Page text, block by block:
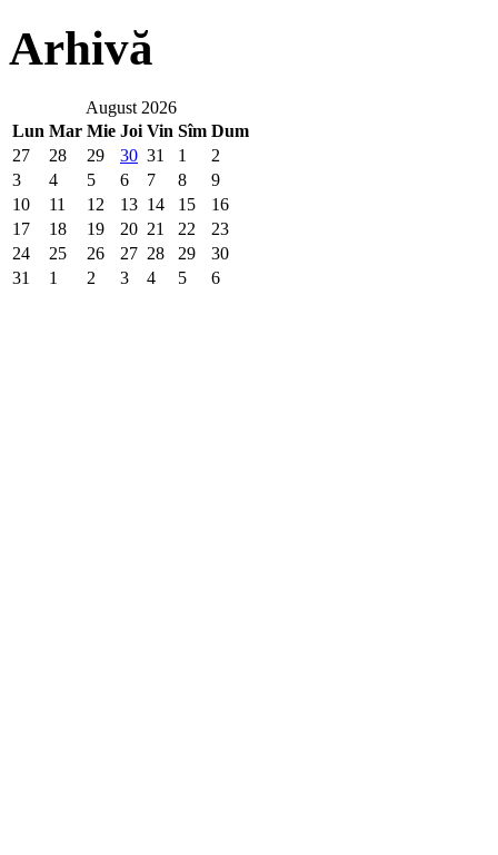
Arhivă
August 2026
Lun Mar Mie Joi Vin Sîm Dum
27
28 29 30 31 1
2
3
4 5 6 7 8
9
10
11 12 13 14 15
16
17
18 19 20 21 22
23
24
25 26 27 28 29
30
31
1 2 3 4 5 6